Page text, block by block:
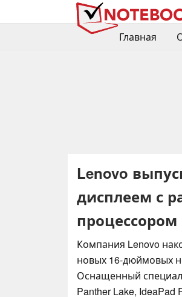
Главная
Lenovo
дисплеем с
Компания Lenovo
новых 16-дюймовых
Оснащенный
Panther Lake, IdeaPad